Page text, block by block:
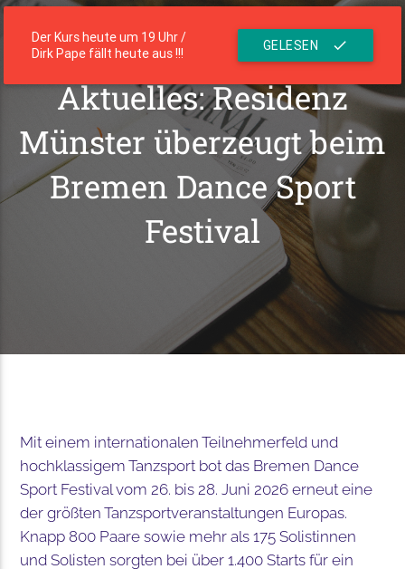
Der Kurs heute um 19 Uhr /
Dirk Pape fällt heute aus !!!
GELESEN check
Die Residenz
menu
Aktuelles: Residenz
Münster überzeugt beim
Bremen Dance Sport
Festival
Mit einem internationalen Teilnehmerfeld und
hochklassigem Tanzsport bot das Bremen Dance
Sport Festival vom 26. bis 28. Juni 2026 erneut eine
der größten Tanzsportveranstaltungen Europas.
Knapp 800 Paare sowie mehr als 175 Solistinnen
und Solisten sorgten bei über 1.400 Starts für ein